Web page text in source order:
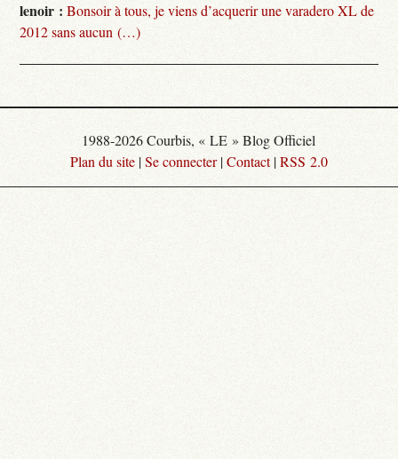
lenoir : Bonsoir à tous, je viens d’acquerir une varadero XL de
2012 sans aucun (…)
1988-2026 Courbis, « LE » Blog Officiel
Plan du site |Se connecter|Contact|RSS 2.0